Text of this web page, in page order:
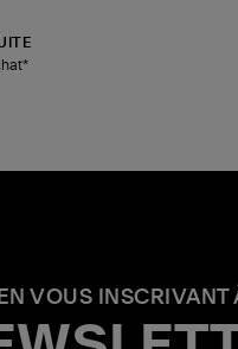
VOUS INSCRIVANT